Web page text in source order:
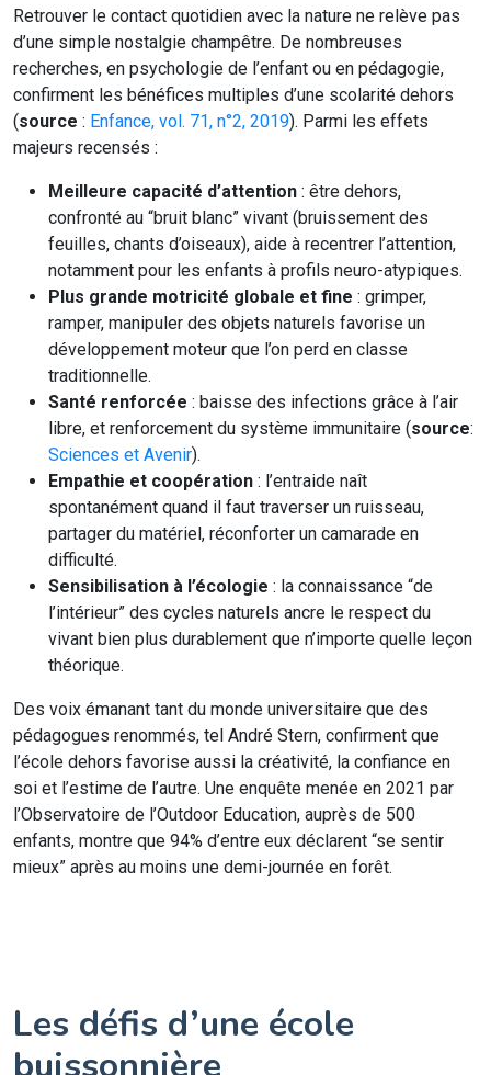
Retrouver le contact quotidien avec la nature ne relève pas
d’une simple nostalgie champêtre. De nombreuses
recherches, en psychologie de l’enfant ou en pédagogie,
confirment les bénéfices multiples d’une scolarité dehors
(source : Enfance, vol. 71, n°2, 2019). Parmi les effets
majeurs recensés :
Meilleure capacité d’attention : être dehors,
confronté au “bruit blanc” vivant (bruissement des
feuilles, chants d’oiseaux), aide à recentrer l’attention,
notamment pour les enfants à profils neuro-atypiques.
Plus grande motricité globale et fine : grimper,
ramper, manipuler des objets naturels favorise un
développement moteur que l’on perd en classe
traditionnelle.
Santé renforcée : baisse des infections grâce à l’air
libre, et renforcement du système immunitaire (source:
Sciences et Avenir).
Empathie et coopération : l’entraide naît
spontanément quand il faut traverser un ruisseau,
partager du matériel, réconforter un camarade en
difficulté.
Sensibilisation à l’écologie : la connaissance “de
l’intérieur” des cycles naturels ancre le respect du
vivant bien plus durablement que n’importe quelle leçon
théorique.
Des voix émanant tant du monde universitaire que des
pédagogues renommés, tel André Stern, confirment que
l’école dehors favorise aussi la créativité, la confiance en
soi et l’estime de l’autre. Une enquête menée en 2021 par
l’Observatoire de l’Outdoor Education, auprès de 500
enfants, montre que 94% d’entre eux déclarent “se sentir
mieux” après au moins une demi-journée en forêt.
Les défis d’une école